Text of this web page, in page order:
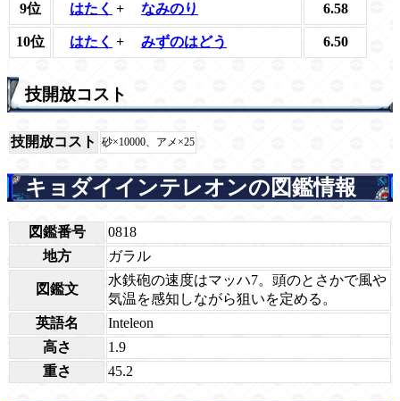
9位 はたく + なみのり 6.58
10位 はたく + みずのはどう 6.50
技開放コスト
技開放コスト 砂×10000、アメ×25
キョダイインテレオンの図鑑情報
図鑑番号
0818
地方
ガラル
図鑑文
水鉄砲の速度はマッハ7。頭のとさかで風や
気温を感知しながら狙いを定める。
英語名
Inteleon
高さ
1.9
重さ
45.2